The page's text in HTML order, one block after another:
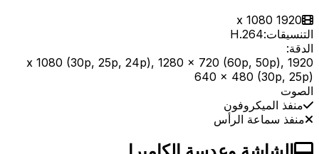
1920 x 1080
التنسيقات:H.264
الدقة:
1920 x 1080 (30p, 25p, 24p), 1280 x 720 (60p, 50p),
640 x 480 (30p, 25p)
الصوت
منفذ الميكروفون
منفذ سماعة الرأس